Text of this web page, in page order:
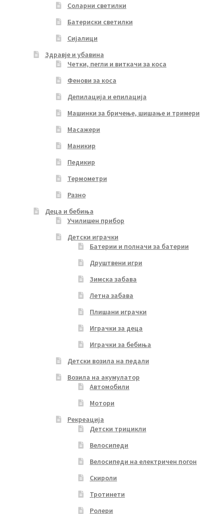
Соларни светилки
Батериски светилки
Сијалици
Здравје и убавина
Четки, пегли и виткачи за коса
Фенови за коса
Депилација и епилација
Машинки за бричење, шишање и тримери
Масажери
Маникир
Педикир
Термометри
Разно
Деца и бебиња
Училишен прибор
Детски играчки
Батерии и полначи за батерии
Друштвени игри
Зимска забава
Летна забава
Плишани играчки
Играчки за деца
Играчки за бебиња
Детски возила на педали
Возила на акумулатор
Автомобили
Мотори
Рекреација
Детски трицикли
Велосипеди
Велосипеди на електричен погон
Скироли
Тротинети
Ролери